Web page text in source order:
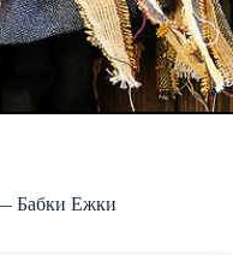
Бабки Ежки